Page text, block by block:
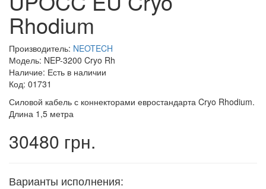
Rhodium
Производитель: NEOTECH
Модель: NEP-3200 Cryo Rh
Наличие: Есть в наличии
Код: 01731
Силовой кабель с коннекторами евростандарта Cryo Rhodium.
Длина 1,5 метра
30480 грн.
Варианты исполнения: